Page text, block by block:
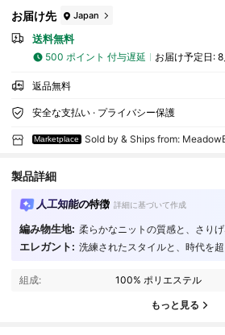
お届け先 Japan
送料無料
500 ポイント 付与遅延 お届け予定日: 8
返品無料
安全な支払い · プライバシー保護
Marketplace Sold by & Ships from:
製品詳細
人工知能の特徴 詳細に基づいて作成
編み物生地: 柔らかなニットの質感と、さりげ
エレガント: 洗練されたスタイルと、時代を超
組成: 100% ポリエステル
もっと見る
4.56 40 フォロワー